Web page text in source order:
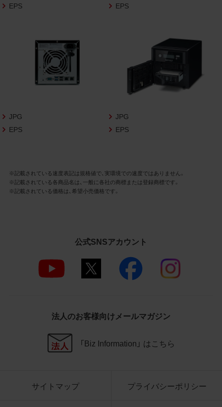
意します。
2.利用許諾
お客様は、商品写真データ利用規約に従い、
当社商品の販売活動（中古による販売の場
の報道・解説に利用する場合に限り商品写
真データを複製、送信可能化して利用でき
3.遵守事項
商品写真データの全部又は一部の譲
渡、貸与、再利用許諾、改変、著作権表
示の除去等をしないこと
商品写真データに表示されている当
当社の商品であることを特定できる
商品写真データに著作権表示、ラベ
ル、商標その他のマークがある場合、
ページ以外のサイトとのリンクとし
て利用しないこと
EPS
EPS
JPG
EPS
JPG
EPS
※記載されている速度表記は規格値で、実環境での速度ではありません。
※記載されている各商品名は、一般に各社の商標または登録商標です。
※記載されている価格は、希望小売価格です。
公式SNSアカウント
法人のお客様向けメールマガジン
「Biz Information」 はこちら
サイトマップ プライバシーポリシー